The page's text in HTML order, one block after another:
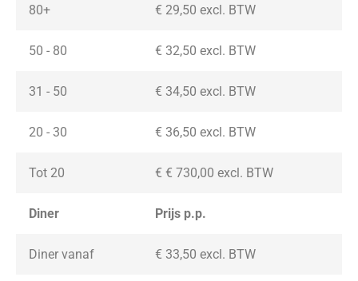
80+ € 29,50 excl. BTW
50 - 80 € 32,50 excl. BTW
31 - 50 € 34,50 excl. BTW
20 - 30 € 36,50 excl. BTW
Tot 20 € € 730,00 excl. BTW
Diner Prijs p.p.
Diner vanaf € 33,50 excl. BTW